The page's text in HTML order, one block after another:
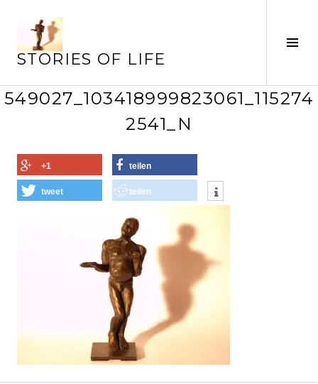
Inhalt
STORIES OF LIFE
549027_103418999823061_115274
2541_N
+1 teilen
tweet teilen